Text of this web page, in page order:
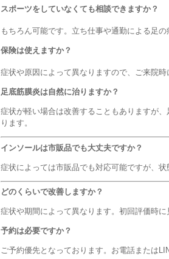
スポーツをしていなくても相談できますか？
もちろん可能です。立ち仕事や通勤による足の
保険は使えますか？
症状や原因によって異なりますので、ご来院時
足底筋膜炎は自然に治りますか？
症状が軽い場合は改善することもありますが
ります。
インソールは市販品でも大丈夫ですか？
症状によっては市販品でも対応可能ですが、状
どのくらいで改善しますか？
症状や期間によって異なります。初回評価時に
予約は必要ですか？
ご予約優先となっております。お電話または